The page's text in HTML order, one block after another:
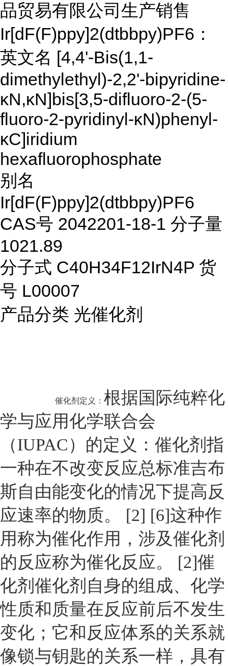
品贸易有限公司生产销售
Ir[dF(F)ppy]2(dtbbpy)PF6：
英文名 [4,4'-Bis(1,1-
dimethylethyl)-2,2'-bipyridine-
κN,κN]bis[3,5-difluoro-2-(5-
fluoro-2-pyridinyl-κN)phenyl-
κC]iridium
hexafluorophosphate
别名
Ir[dF(F)ppy]2(dtbbpy)PF6
CAS号 2042201-18-1 分子量
1021.89
分子式 C40H34F12IrN4P 货
号 L00007
产品分类 光催化剂
催化剂定义： 根据国际纯粹化
学与应用化学联合会
（IUPAC）的定义：催化剂指
一种在不改变反应总标准吉布
斯自由能变化的情况下提高反
应速率的物质。 [2] [6]这种作
用称为催化作用，涉及催化剂
的反应称为催化反应。 [2]催
化剂催化剂自身的组成、化学
性质和质量在反应前后不发生
变化；它和反应体系的关系就
像锁与钥匙的关系一样，具有